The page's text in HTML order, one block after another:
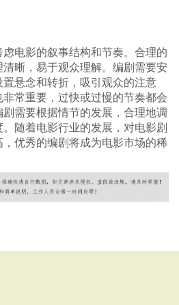
电影的叙事结构和节奏。合理的
晰，易于观众理解。编剧需要安
悬念和转折，吸引观众的注意
常重要，过快或过慢的节奏都会
需要根据情节的发展，合理地调
随着电影行业的发展，对电影剧
优秀的编剧将成为电影市场的稀